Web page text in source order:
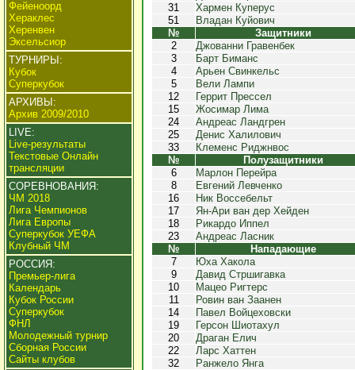
Фейеноорд
Хераклес
Херенвен
Эксельсиор
ТУРНИРЫ:
Кубок
Суперкубок
АРХИВЫ:
Архив 2009/2010
LIVE:
Live-результаты
Текстовые Онлайн
трансляции
СОРЕВНОВАНИЯ:
ЧМ 2018
Лига Чемпионов
Лига Европы
Суперкубок УЕФА
Клубный ЧМ
РОССИЯ:
Премьер-лига
Календарь
Кубок России
Суперкубок
ФНЛ
Молодежный турнир
Сборная России
Сайты клубов
31
Хармен Куперус
51
Владан Куйович
№
Защитники
2
Джованни Гравенбек
3
Барт Биманс
4
Арьен Свинкельс
5
Вели Лампи
12
Геррит Прессел
15
Жосимар Лима
24
Андреас Ландгрен
25
Денис Халилович
33
Клеменс Риджнвос
№
Полузащитники
6
Марлон Перейра
8
Евгений Левченко
16
Ник Воссебельт
17
Ян-Ари ван дер Хейден
18
Рикардо Иппел
23
Андреас Ласник
№
Нападающие
7
Юха Хакола
9
Давид Стршигавка
10
Мацео Ригтерс
11
Ровин ван Заанен
14
Павел Войцеховски
19
Герсон Шиотахул
20
Драган Елич
22
Ларс Хаттен
32
Ранжело Янга